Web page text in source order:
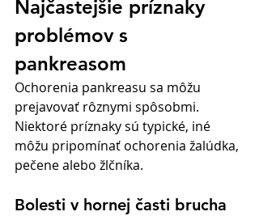
Najčastejšie príznaky
problémov s
pankreasom
Ochorenia pankreasu sa môžu
prejavovať rôznymi spôsobmi.
Niektoré príznaky sú typické, iné
môžu pripomínať ochorenia žalúdka,
pečene alebo žlčníka.
Bolesti v hornej časti brucha